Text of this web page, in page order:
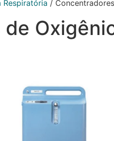
Respiratória /